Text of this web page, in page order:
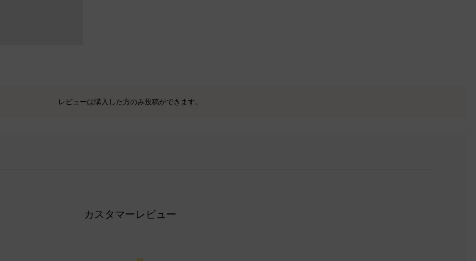
レビューは購入した方のみ投稿ができます。
カスタマーレビュー